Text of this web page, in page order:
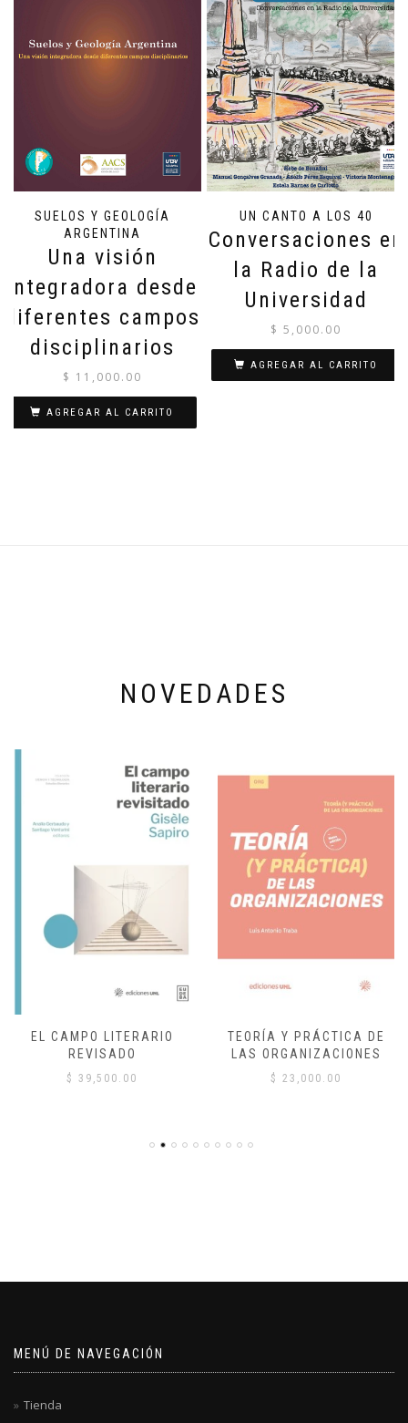
SUELOS Y GEOLOGÍA
ARGENTINA
Una visión
integradora desde
diferentes campos
disciplinarios
$ 11,000.00
AGREGAR AL CARRITO
UN CANTO A LOS 40
Conversaciones en
la Radio de la
Universidad
$ 5,000.00
AGREGAR AL CARRITO
NOVEDADES
EL CAMPO LITERARIO
REVISADO
$ 39,500.00
TEORÍA Y PRÁCTICA DE
LAS ORGANIZACIONES
$ 23,000.00
MENÚ DE NAVEGACIÓN
Tienda